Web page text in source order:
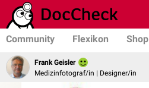
Community Flexikon Shop
Frank Geisler
Medizinfotograf/in | Designer/in